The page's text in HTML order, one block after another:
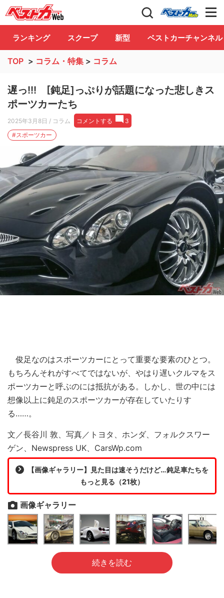
自動車情報誌「ベストカー」 Club
ランキング スクープ 新型 ベストカーチャンネル
TOP > コラム・特集 > コラム
遅っ!!! [鈍足]っぷりが話題になった悲しきス
ポーツカーたち
2025年3月8日 / コラム コメントする
3
#スポーツカー
俊足なのはスポーツカーにとって重要な要素のひとつ。
もちろんそれがすべてではないが、やはり遅いクルマをス
ポーツカーと呼ぶのには抵抗がある。しかし、世の中には
想像以上に鈍足のスポーツカーが存在していたりす
る……。
文／長谷川 敦、写真／トヨタ、ホンダ、フォルクスワー
ゲン、Newspress UK、CarsWp.com
【画像ギャラリー】見た目は速そうだけど…鈍足車たちを
もっと見る（21枚）
画像ギャラリー
続きを読む